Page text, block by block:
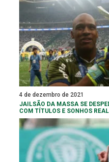
4 de dezembro de 2021
JAILSÃO DA MASSA SE
COM TÍTULOS E SONHOS